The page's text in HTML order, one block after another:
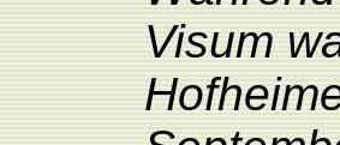
Visum